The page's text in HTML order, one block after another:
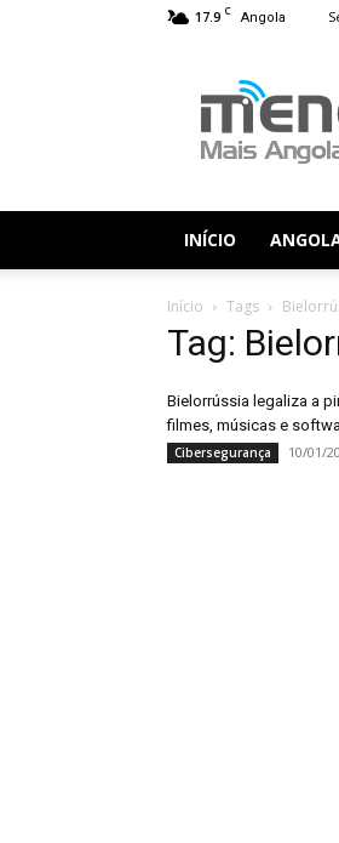
17.9 C Angola
INÍCIO
Início Tags
Tag:
Bielorrússia legaliza a
filmes, músicas e
Cibersegurança 10/01/